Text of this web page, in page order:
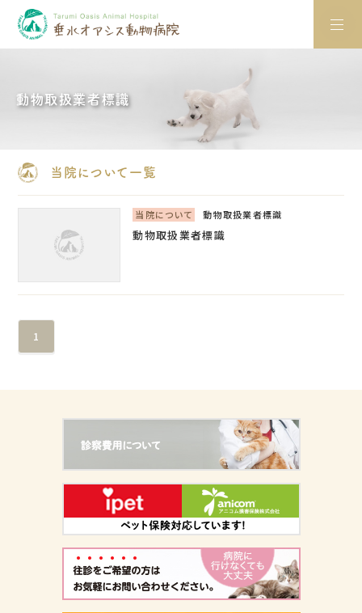
動物取扱業者標識
当院について一覧
当院について 動物取扱業者標識
動物取扱業者標識
1